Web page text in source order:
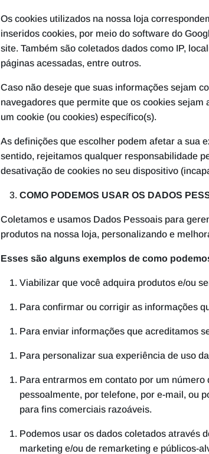
Os cookies utilizados na nossa loja
inseridos cookies, por meio do software do
site. Também são coletados dados como IP,
páginas acessadas, entre outros.
Caso não deseje que suas informações sejam
navegadores que permite que os cookies
um cookie (ou cookies) específico(s).
As definições que escolher podem afetar a sua
sentido, rejeitamos qualquer responsabilidade
desativação de cookies no seu dispositivo
COMO PODEMOS USAR OS DADOS
Coletamos e usamos Dados Pessoais para
produtos na nossa loja, personalizando e
Esses são alguns exemplos de como
Viabilizar que você adquira produtos e/ou
Para confirmar ou corrigir as informações
Para enviar informações que acreditamos
Para personalizar sua experiência de uso
Para entrarmos em contato por um
pessoalmente, por telefone, por e-mail, ou
para fins comerciais razoáveis.
Podemos usar os dados coletados através
marketing e/ou de remarketing e públicos-